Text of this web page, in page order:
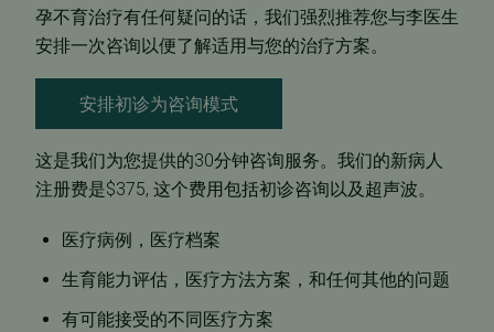
孕不育治疗有任何疑问的话，我们强烈推荐您与李医生
安排一次咨询以便了解适用与您的治疗方案。
安排初诊为咨询模式
这是我们为您提供的30分钟咨询服务。我们的新病人
注册费是$375, 这个费用包括初诊咨询以及超声波。
医疗病例，医疗档案
生育能力评估，医疗方法方案，和任何其他的问题
有可能接受的不同医疗方案